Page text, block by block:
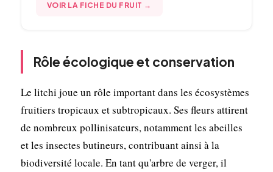
VOIR LA FICHE DU FRUIT →
Rôle écologique et conservation
Le litchi joue un rôle important dans les écosystèmes
fruitiers tropicaux et subtropicaux. Ses fleurs attirent
de nombreux pollinisateurs, notamment les abeilles
et les insectes butineurs, contribuant ainsi à la
biodiversité locale. En tant qu'arbre de verger, il